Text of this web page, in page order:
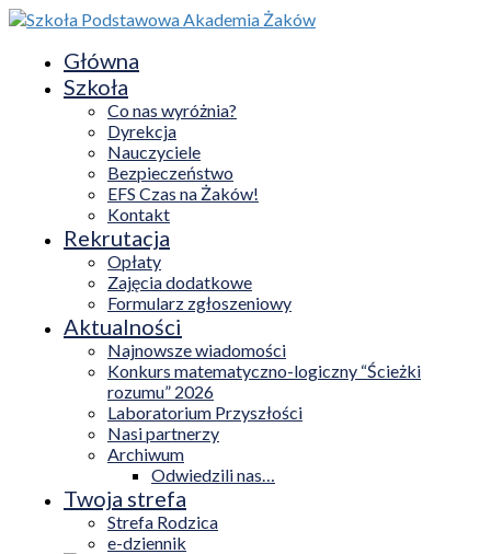
Główna
Szkoła
Co nas wyróżnia?
Dyrekcja
Nauczyciele
Bezpieczeństwo
EFS Czas na Żaków!
Kontakt
Rekrutacja
Opłaty
Zajęcia dodatkowe
Formularz zgłoszeniowy
Aktualności
Najnowsze wiadomości
Konkurs matematyczno-logiczny “Ścieżki
rozumu” 2026
Laboratorium Przyszłości
Nasi partnerzy
Archiwum
Odwiedzili nas…
Twoja strefa
Strefa Rodzica
e-dziennik